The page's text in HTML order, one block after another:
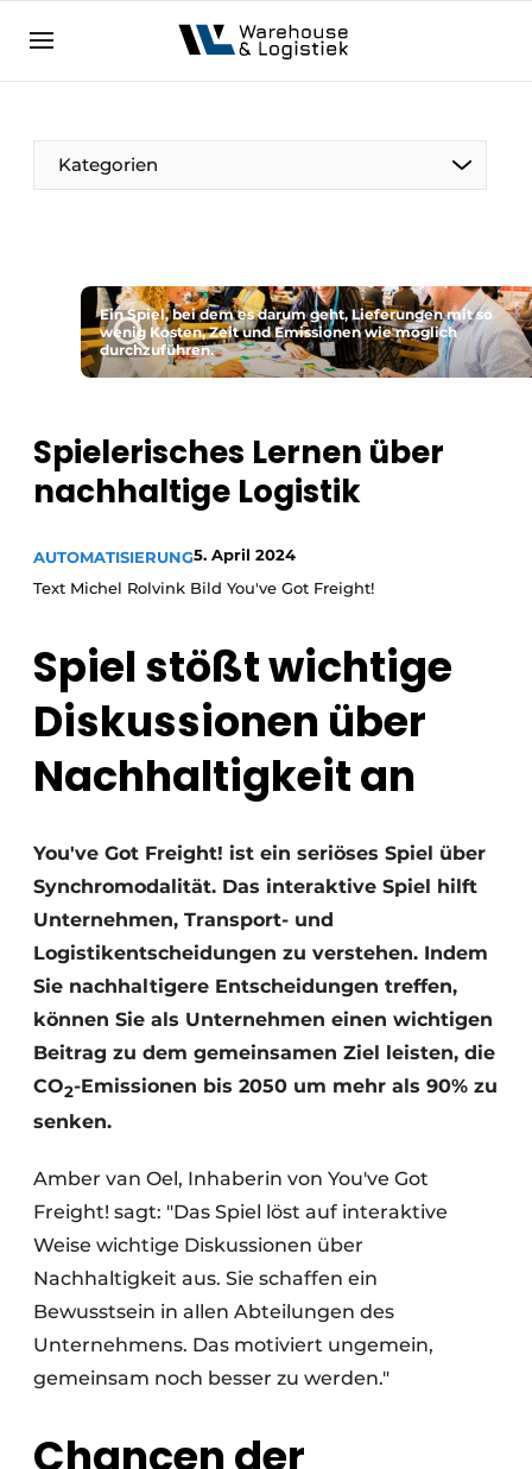
NL EN
Kategorien
Ein Spiel, bei dem es darum geht, Lieferungen mit so
wenig Kosten, Zeit und Emissionen wie möglich
durchzuführen.
Spielerisches Lernen über
nachhaltige Logistik
AUTOMATISIERUNG5. April 2024
Text Michel Rolvink Bild You've Got Freight!
Spiel stößt wichtige
Diskussionen über
Nachhaltigkeit an
You've Got Freight! ist ein seriöses Spiel über
Synchromodalität. Das interaktive Spiel hilft
Unternehmen, Transport- und
Logistikentscheidungen zu verstehen. Indem
Sie nachhaltigere Entscheidungen treffen,
können Sie als Unternehmen einen wichtigen
Beitrag zu dem gemeinsamen Ziel leisten, die
CO2-Emissionen bis 2050 um mehr als 90% zu
senken.
Amber van Oel, Inhaberin von You've Got
Freight! sagt: "Das Spiel löst auf interaktive
Weise wichtige Diskussionen über
Nachhaltigkeit aus. Sie schaffen ein
Bewusstsein in allen Abteilungen des
Unternehmens. Das motiviert ungemein,
gemeinsam noch besser zu werden."
Chancen der